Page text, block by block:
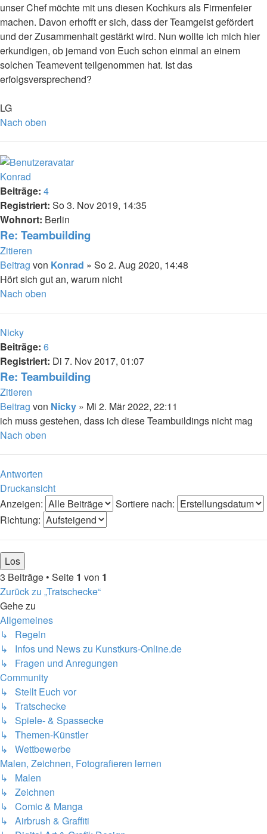
unser Chef möchte mit uns diesen Kochkurs als Firmenfeier
machen. Davon erhofft er sich, dass der Teamgeist gefördert
und der Zusammenhalt gestärkt wird. Nun wollte ich mich hier
erkundigen, ob jemand von Euch schon einmal an einem
solchen Teamevent teilgenommen hat. Ist das
erfolgsversprechend?
LG
Nach oben
Konrad
Beiträge: 4
Registriert: So 3. Nov 2019, 14:35
Wohnort: Berlin
Re: Teambuilding
Zitieren
Beitrag von Konrad » So 2. Aug 2020, 14:48
Hört sich gut an, warum nicht
Nach oben
Nicky
Beiträge: 6
Registriert: Di 7. Nov 2017, 01:07
Re: Teambuilding
Zitieren
Beitrag von Nicky » Mi 2. Mär 2022, 22:11
ich muss gestehen, dass ich diese Teambuildings nicht mag
Nach oben
Antworten
Druckansicht
Anzeigen:
Sortiere nach:
Richtung:
3 Beiträge • Seite 1 von 1
Zurück zu „Tratschecke“
Gehe zu
Allgemeines
↳ Regeln
↳ Infos und News zu Kunstkurs-Online.de
↳ Fragen und Anregungen
Community
↳ Stellt Euch vor
↳ Tratschecke
↳ Spiele- & Spassecke
↳ Themen-Künstler
↳ Wettbewerbe
Malen, Zeichnen, Fotografieren lernen
↳ Malen
↳ Zeichnen
↳ Comic & Manga
↳ Airbrush & Graffiti